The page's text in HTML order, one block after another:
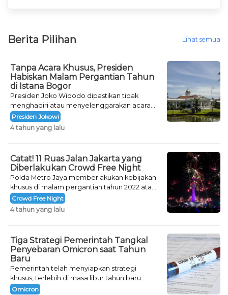
Berita Pilihan Lihat semua
Tanpa Acara Khusus, Presiden
Habiskan Malam Pergantian Tahun
di Istana Bogor
Presiden Joko Widodo dipastikan tidak
menghadiri atau menyelenggarakan acara
khusus untuk mengisi malam pergantian
tahun.
Presiden Jokowi
4 tahun yang lalu
Catat! 11 Ruas Jalan Jakarta yang
Diberlakukan Crowd Free Night
Polda Metro Jaya memberlakukan kebijakan
khusus di malam pergantian tahun 2022 atau
Crowd Free Night selama dua hari.
Crowd Free Night
4 tahun yang lalu
Tiga Strategi Pemerintah Tangkal
Penyebaran Omicron saat Tahun
Baru
Pemerintah telah menyiapkan strategi
khusus, terlebih di masa libur tahun baru
seperti saat ini.
Omicron